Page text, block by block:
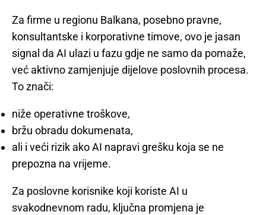
Za firme u regionu Balkana, posebno pravne,
konsultantske i korporativne timove, ovo je jasan
signal da AI ulazi u fazu gdje ne samo da pomaže,
već aktivno zamjenjuje dijelove poslovnih procesa.
To znači:
niže operativne troškove,
bržu obradu dokumenata,
ali i veći rizik ako AI napravi grešku koja se ne
prepozna na vrijeme.
Za poslovne korisnike koji koriste AI u
svakodnevnom radu, ključna promjena je